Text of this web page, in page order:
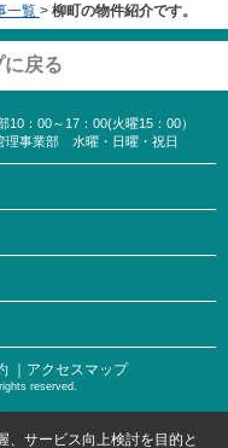
一覧 > 柳町の物件紹介です。
戻る
10：00～17：00(火曜15：00）
事業部 水曜・日曜・祝日
｜アクセスマップ
reserved.
、サービス向上検討を目的と